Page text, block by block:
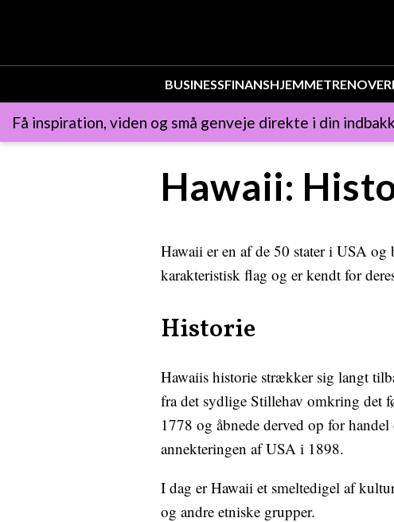
BUSINESSFINANSHJEMMET
Få inspiration, viden og små genveje direkte i din
Hawaii:
Hawaii er en af ​​de 50 stater i USA
karakteristisk flag og er kendt for
Historie
Hawaiis historie strækker sig langt
fra det sydlige Stillehav omkring det
1778 og åbnede derved op for
annekteringen af USA i 1898.
I dag er Hawaii et smeltedigel af
og andre etniske grupper.